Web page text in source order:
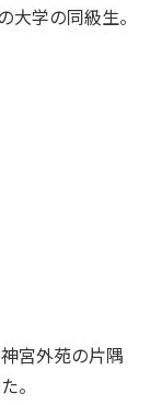
学の同級生。
宮外苑の片隅
。